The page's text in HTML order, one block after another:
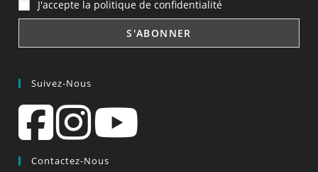
J'accepte la politique de confidentialité
Suivez-Nous
Contactez-Nous